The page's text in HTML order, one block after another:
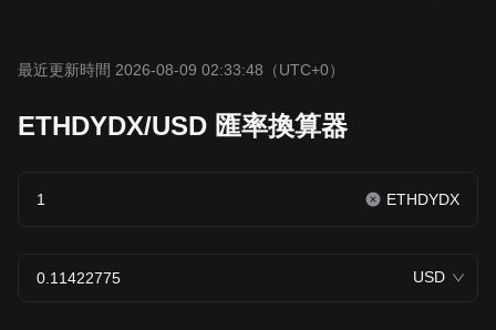
最近更新時間 2026-08-09 02:33:48 （UTC+0）
ETHDYDX/USD 匯率換算器
ETHDYDX
USD